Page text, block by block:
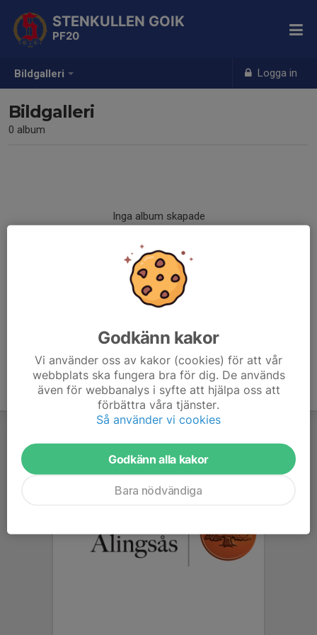
Bildgalleri Logga in
STENKULLEN GOIK
PF20
Bildgalleri
0 album
Inga album skapade
Godkänn kakor
Vi använder oss av kakor (cookies) för att vår
webbplats ska fungera bra för dig. De används
även för webbanalys i syfte att hjälpa oss att
förbättra våra tjänster.
Så använder vi cookies
Godkänn alla kakor
Bara nödvändiga